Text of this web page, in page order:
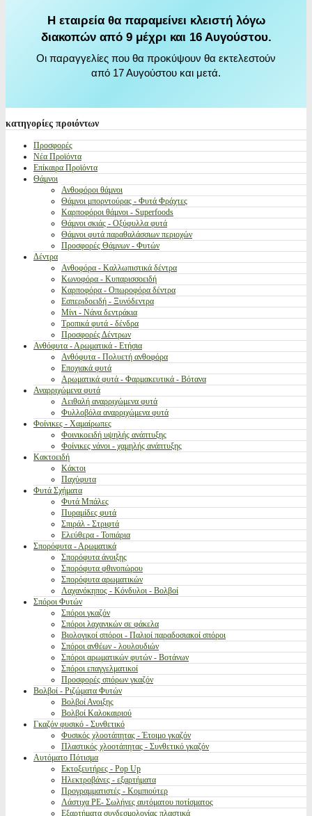
Η εταιρεία θα παραμείνει κλειστή λόγω
διακοπών από 9 μέχρι και 16 Αυγούστου.
Οι παραγγελίες που θα προκύψουν θα εκτελεστούν
από 17 Αυγούστου και μετά.
κατηγορίες προιόντων
Προσφορές
Νέα Προϊόντα
Επίκαιρα Προϊόντα
Θάμνοι
Ανθοφόροι θάμνοι
Θάμνοι μπορντούρας - Φυτά Φράχτες
Καρποφόροι θάμνοι - Superfoods
Θάμνοι σκιάς - Οξύφυλλα φυτά
Θάμνοι φυτά παραθαλάσσιων περιοχών
Προσφορές Θάμνων - Φυτών
Δέντρα
Ανθοφόρα - Καλλωπιστικά δέντρα
Κωνοφόρα - Κυπαρισσοειδή
Καρποφόρα - Οπωροφόρα δέντρα
Εσπεριδοειδή - Ξυνόδεντρα
Μίνι - Νάνα δεντράκια
Τροπικά φυτά - δένδρα
Προσφορές Δέντρων
Ανθόφυτα - Αρωματικά - Ετήσια
Ανθόφυτα - Πολυετή ανθοφόρα
Εποχιακά φυτά
Αρωματικά φυτά - Φαρμακευτικά - Βότανα
Αναρριχώμενα φυτά
Αειθαλή αναρριχώμενα φυτά
Φυλλοβόλα αναρριχώμενα φυτά
Φοίνικες - Χαμαίρωπες
Φοινικοειδή υψηλής ανάπτυξης
Φοίνικες νάνοι - χαμηλής ανάπτυξης
Κακτοειδή
Κάκτοι
Παχύφυτα
Φυτά Σχήματα
Φυτά Μπάλες
Πυραμίδες φυτά
Σπιράλ - Στριφτά
Ελεύθερα - Τοπιάρια
Σπορόφυτα - Αρωματικά
Σπορόφυτα άνοιξης
Σπορόφυτα φθινοπώρου
Σπορόφυτα αρωματικών
Λαχανόκηπος - Κόνδυλοι - Βολβοί
Σπόροι Φυτών
Σπόροι γκαζόν
Σπόροι λαχανικών σε φάκελα
Βιολογικοί σπόροι - Παλιοί παραδοσιακοί σπόροι
Σπόροι ανθέων - λουλουδιών
Σπόροι αρωματικών φυτών - Βοτάνων
Σπόροι επαγγελματικοί
Προσφορές σπόρων γκαζόν
Βολβοί - Ριζώματα Φυτών
Βολβοί Ανοιξης
Βολβοί Καλοκαιριού
Γκαζόν φυσικό - Συνθετικό
Φυσικός χλοοτάπητας - Έτοιμο γκαζόν
Πλαστικός χλοοτάπητας - Συνθετικό γκαζόν
Αυτόματο Πότισμα
Εκτοξευτήρες - Pop Up
Ηλεκτροβάνες - εξαρτήματα
Προγραμματιστές - Κομπιούτερ
Λάστιχα PE- Σωλήνες αυτόματου ποτίσματος
Εξαρτήματα συνδεσμολογίας πλαστικά